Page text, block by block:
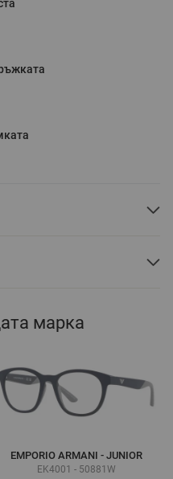
марка
EMPORIO ARMANI - JUNIOR
EK4001 - 50881W